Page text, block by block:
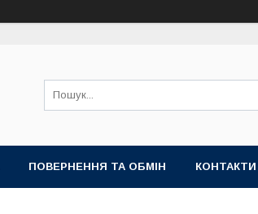
ПОВЕРНЕННЯ ТА ОБМІН КОНТАКТИ